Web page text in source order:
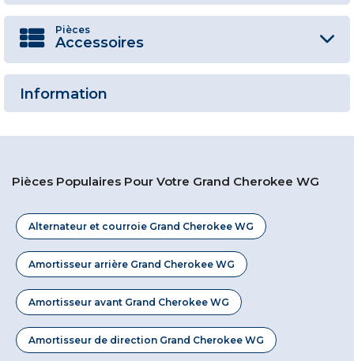
Pièces
Accessoires
Information
Pièces Populaires Pour Votre Grand Cherokee WG
Alternateur et courroie Grand Cherokee WG
Amortisseur arrière Grand Cherokee WG
Amortisseur avant Grand Cherokee WG
Amortisseur de direction Grand Cherokee WG